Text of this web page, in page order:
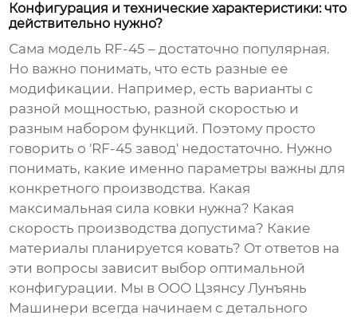
Конфигурация и технические характеристики: что
действительно нужно?
Сама модель RF-45 – достаточно популярная.
Но важно понимать, что есть разные ее
модификации. Например, есть варианты с
разной мощностью, разной скоростью и
разным набором функций. Поэтому просто
говорить о 'RF-45 завод' недостаточно. Нужно
понимать, какие именно параметры важны для
конкретного производства. Какая
максимальная сила ковки нужна? Какая
скорость производства допустима? Какие
материалы планируется ковать? От ответов на
эти вопросы зависит выбор оптимальной
конфигурации. Мы в ООО Цзянсу Лунъянь
Машинери всегда начинаем с детального